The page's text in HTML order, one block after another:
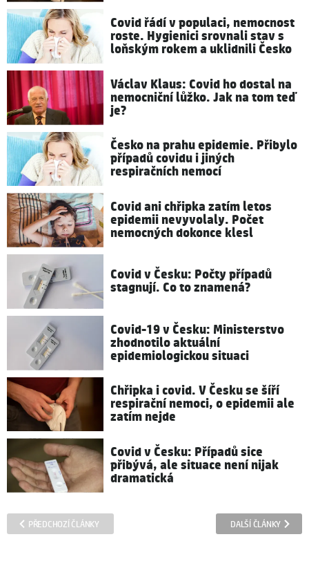
Covid řádí v populaci, nemocnost
roste. Hygienici srovnali stav s
loňským rokem a uklidnili Česko
Václav Klaus: Covid ho dostal na
nemocniční lůžko. Jak na tom teď
je?
Česko na prahu epidemie. Přibylo
případů covidu i jiných
respiračních nemocí
Covid ani chřipka zatím letos
epidemii nevyvolaly. Počet
nemocných dokonce klesl
Covid v Česku: Počty případů
stagnují. Co to znamená?
Covid-19 v Česku: Ministerstvo
zhodnotilo aktuální
epidemiologickou situaci
Chřipka i covid. V Česku se šíří
respirační nemoci, o epidemii ale
zatím nejde
Covid v Česku: Případů sice
přibývá, ale situace není nijak
dramatická
PŘEDCHOZÍ ČLÁNKY DALŠÍ ČLÁNKY